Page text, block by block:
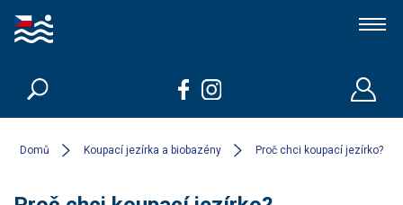
Koupací jezírka a biobazény
Členové
Kdo jsme
Domů Koupací jezírka a biobazény Proč chci koupací jezírko?